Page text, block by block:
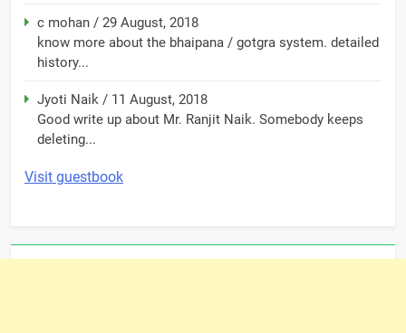
c mohan / 29 August, 2018
know more about the bhaipana / gotgra system. detailed
history...
Jyoti Naik / 11 August, 2018
Good write up about Mr. Ranjit Naik. Somebody keeps
deleting...
Visit guestbook